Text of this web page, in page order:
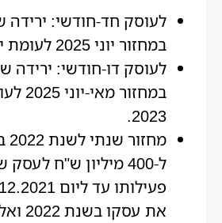
במחזור יוני 2025 לעומת יוני 2023.
2023.
ל-400 מיליון ש"ח
את